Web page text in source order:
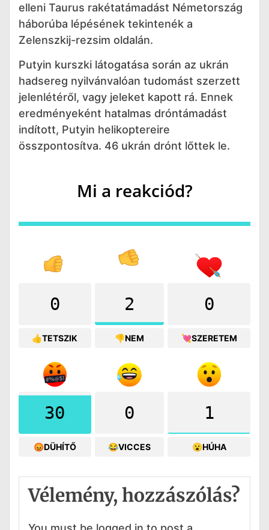
elleni Taurus rakétatámadást Németország
háborúba lépésének tekintenék a
Zelenszkij-rezsim oldalán.
Putyin kurszki látogatása során az ukrán
hadsereg nyilvánvalóan tudomást szerzett
jelenlétéről, vagy jeleket kapott rá. Ennek
eredményeként hatalmas dróntámadást
indított, Putyin helikoptereire
összpontosítva. 46 ukrán drónt lőttek le.
Mi a reakciód?
0
👍TETSZIK
2
👎NEM
0
💘SZERETEM
30
😡DÜHÍTŐ
0
😂VICCES
1
😮HÚHA
Vélemény, hozzászólás?